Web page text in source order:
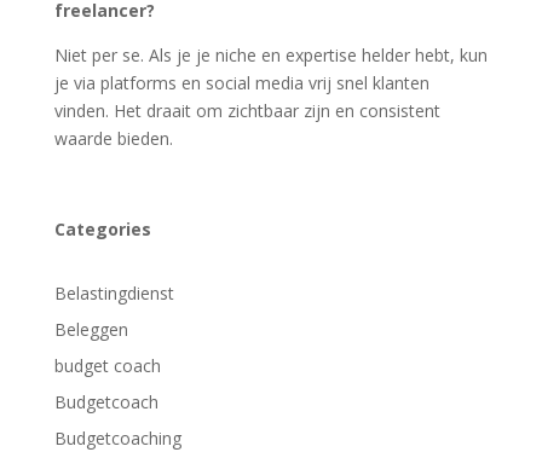
freelancer?
Niet per se. Als je je niche en expertise helder hebt, kun
je via platforms en social media vrij snel klanten
vinden. Het draait om zichtbaar zijn en consistent
waarde bieden.
Categories
Belastingdienst
Beleggen
budget coach
Budgetcoach
Budgetcoaching